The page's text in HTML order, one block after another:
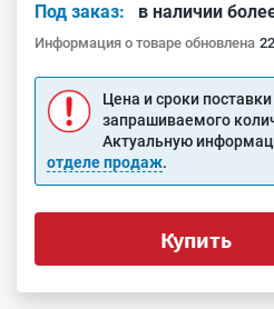
Под заказ:
в наличии
Информация о товаре обновлена
Цена и сроки поставки
запрашиваемого
Актуальную
отделе продаж.
Купить